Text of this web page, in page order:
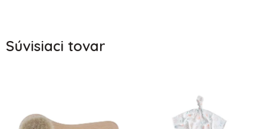
Súvisiaci tovar